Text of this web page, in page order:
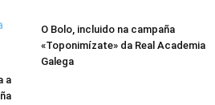
a
O Bolo, incluido na campaña
«Toponimízate» da Real Academia
Galega